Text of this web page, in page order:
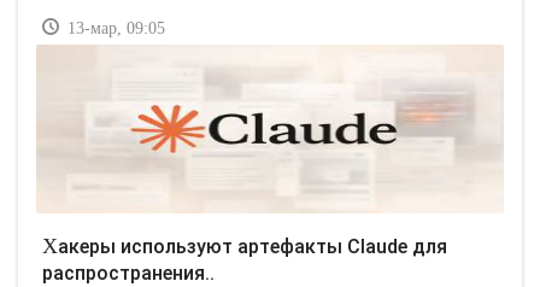
13-мар, 09:05
Хакеры используют артефакты Claude для
распространения..